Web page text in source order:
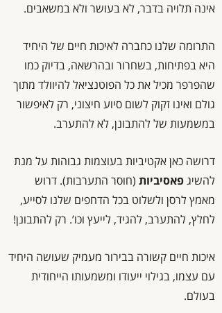
אינה תלויה בדבר, לא בעושר ולא במשאבים.
התרומה שלנו כחברה לאיכות חיים של היחיד
היא בפתיחות, בשחרור ובהרשאה, בדיוק כמו
שהפרפר מכיל את כל הפוטנציאל להיוולד מתוך
גולם ואינו זקוק לשום סיוע חיצוני, רק לאיפשור
במשמעות של להתבונן, לא להתערב.
דרושה כאן אקטיביות בעוצמות גבוהות על מנת
להשיגפאסיביות (חוסר התערבות). דרוש
מאמץ לרסן ולשלוט בכל הדחפים שלנו לסייע,
לחלץ, להתערב, להגיד, לייעץ וכו’. רק להתבונן!
איכות חיים קשורה בבירור מעמיק שעושה היחיד
עם עצמו, בגילוי ייעודו ומשמעותו הייחודית
בעולם.